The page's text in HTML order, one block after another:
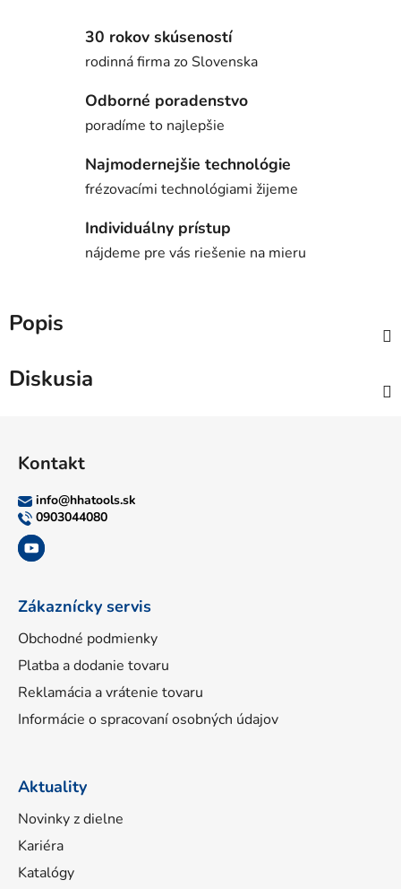
30 rokov skúseností
rodinná firma zo Slovenska
Odborné poradenstvo
poradíme to najlepšie
Najmodernejšie technológie
frézovacími technológiami žijeme
Individuálny prístup
nájdeme pre vás riešenie na mieru
Popis
Diskusia
Kontakt
info@hhatools.sk
0903044080
Zákaznícky servis
Obchodné podmienky
Platba a dodanie tovaru
Reklamácia a vrátenie tovaru
Informácie o spracovaní osobných údajov
Aktuality
Novinky z dielne
Kariéra
Katalógy